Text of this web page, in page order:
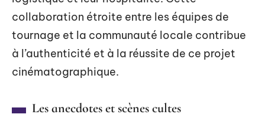
collaboration étroite entre les équipes de
tournage et la communauté locale contribue
à l’authenticité et à la réussite de ce projet
cinématographique.
Les anecdotes et scènes cultes